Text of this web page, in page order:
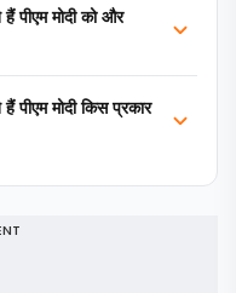
पीएम मोदी को और
मोदी किस प्रकार